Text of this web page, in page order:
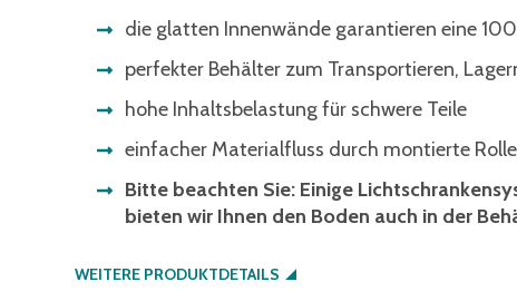
die glatten Innenwände garantieren eine
perfekter Behälter zum Transportieren,
hohe Inhaltsbelastung für schwere Teile
einfacher Materialfluss durch montierte
Bitte beachten Sie: Einige
bieten wir Ihnen den Boden auch in der
WEITERE PRODUKTDETAILS